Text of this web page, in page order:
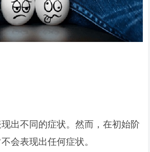
出不同的症状。然而，在初始阶
会表现出任何症状。